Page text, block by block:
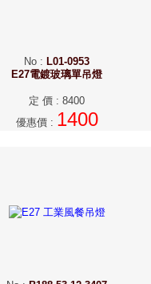
No : L01-0953
E27電鍍玻璃單吊燈
定 價 : 8400
優惠價: 1400